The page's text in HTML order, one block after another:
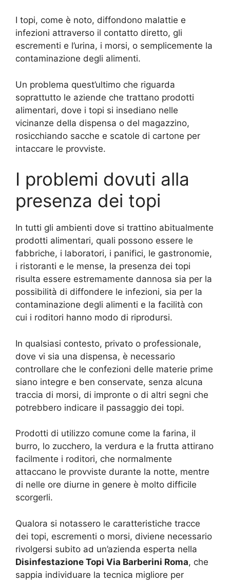
I topi, come è noto, diffondono malattie e
infezioni attraverso il contatto diretto, gli
escrementi e l’urina, i morsi, o semplicemente la
contaminazione degli alimenti.
Un problema quest’ultimo che riguarda
soprattutto le aziende che trattano prodotti
alimentari, dove i topi si insediano nelle
vicinanze della dispensa o del magazzino,
rosicchiando sacche e scatole di cartone per
intaccare le provviste.
I problemi dovuti alla
presenza dei topi
In tutti gli ambienti dove si trattino abitualmente
prodotti alimentari, quali possono essere le
fabbriche, i laboratori, i panifici, le gastronomie,
i ristoranti e le mense, la presenza dei topi
risulta essere estremamente dannosa sia per la
possibilità di diffondere le infezioni, sia per la
contaminazione degli alimenti e la facilità con
cui i roditori hanno modo di riprodursi.
In qualsiasi contesto, privato o professionale,
dove vi sia una dispensa, è necessario
controllare che le confezioni delle materie prime
siano integre e ben conservate, senza alcuna
traccia di morsi, di impronte o di altri segni che
potrebbero indicare il passaggio dei topi.
Prodotti di utilizzo comune come la farina, il
burro, lo zucchero, la verdura e la frutta attirano
facilmente i roditori, che normalmente
attaccano le provviste durante la notte, mentre
di nelle ore diurne in genere è molto difficile
scorgerli.
Qualora si notassero le caratteristiche tracce
dei topi, escrementi o morsi, diviene necessario
rivolgersi subito ad un’azienda esperta nella
Disinfestazione Topi Via Barberini Roma, che
sappia individuare la tecnica migliore per